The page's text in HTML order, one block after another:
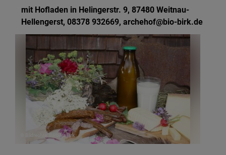
mit Hofladen in Helingerstr. 9, 87480 Weitnau-
Hellengerst, 08378 932669, archehof@bio-birk.de
© Bildrechte: Barbara Birk